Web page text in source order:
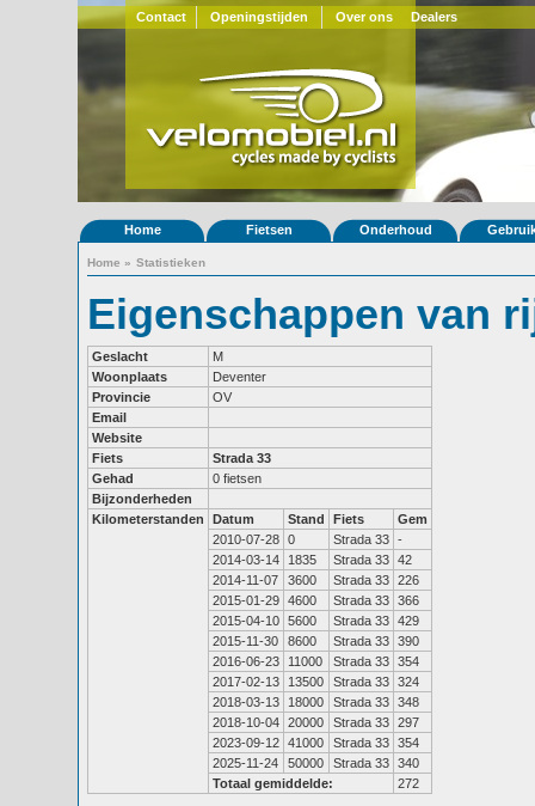
Contact Openingstijden Over ons Dealers
Home Fietsen Onderhoud
Home » Statistieken
Eigenschappen van
Geslacht
M
Woonplaats
Deventer
Provincie
OV
Email
Website
Fiets
Strada 33
Gehad
0 fietsen
Bijzonderheden
Kilometerstanden
Datum Stand Fiets
Gem
2010-07-28 0 Strada 33 -
2014-03-14
1835 Strada 33 42
2014-11-07
3600 Strada 33 226
2015-01-29 4600 Strada 33 366
2015-04-10 5600 Strada 33 429
2015-11-30
8600 Strada 33 390
2016-06-23
11000 Strada 33 354
2017-02-13
13500 Strada 33 324
2018-03-13
18000 Strada 33 348
2018-10-04 20000 Strada 33 297
2023-09-12 41000 Strada 33 354
2025-11-24
50000 Strada 33 340
Totaal gemiddelde:
272